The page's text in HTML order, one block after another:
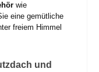
wie
eine gemütliche
freiem Himmel
und